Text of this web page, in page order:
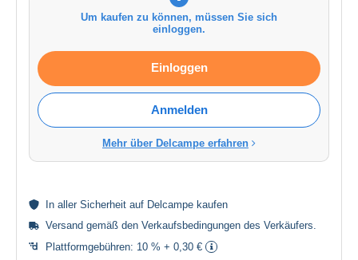
Um kaufen zu können, müssen Sie sich
einloggen.
Einloggen
Anmelden
Mehr über Delcampe erfahren
In aller Sicherheit auf Delcampe kaufen
Versand gemäß den Verkaufsbedingungen des Verkäufers.
Plattformgebühren: 10 % + 0,30 €